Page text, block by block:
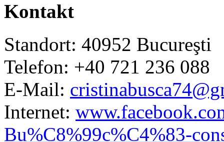
Kontakt
Standort: 40952 Bucureşti
Telefon: +40 721 236 088
E-Mail:
Internet:
Bu%C8%99c%C4%83-